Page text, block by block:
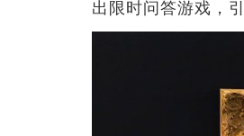
出限时问答游戏，